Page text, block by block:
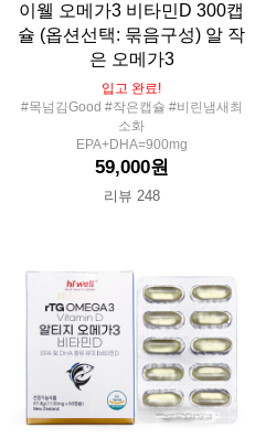
이웰 오메가3 비타민D 300캡
슐 (옵션선택: 묶음구성) 알 작
은 오메가3
입고 완료!
#목넘김Good #작은캡슐 #비린냄새최
소화
EPA+DHA=900mg
59,000원
리뷰 248